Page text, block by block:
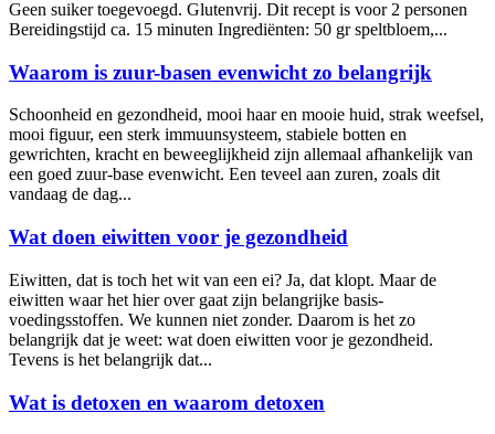
Geen suiker toegevoegd. Glutenvrij. Dit recept is voor 2 personen
Bereidingstijd ca. 15 minuten Ingrediënten: 50 gr speltbloem,...
Waarom is zuur-basen evenwicht zo belangrijk
Schoonheid en gezondheid, mooi haar en mooie huid, strak weefsel,
mooi figuur, een sterk immuunsysteem, stabiele botten en
gewrichten, kracht en beweeglijkheid zijn allemaal afhankelijk van
een goed zuur-base evenwicht. Een teveel aan zuren, zoals dit
vandaag de dag...
Wat doen eiwitten voor je gezondheid
Eiwitten, dat is toch het wit van een ei? Ja, dat klopt. Maar de
eiwitten waar het hier over gaat zijn belangrijke basis-
voedingsstoffen. We kunnen niet zonder. Daarom is het zo
belangrijk dat je weet: wat doen eiwitten voor je gezondheid.
Tevens is het belangrijk dat...
Wat is detoxen en waarom detoxen